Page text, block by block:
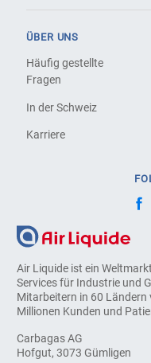
Air Liquide ist ein
Services für Industrie und
Mitarbeitern in 60 Ländern
Millionen Kunden und
Carbagas AG
Hofgut, 3073 Gümligen
ÜBER UNS
Häufig gestellte
Fragen
In der Schweiz
Karriere